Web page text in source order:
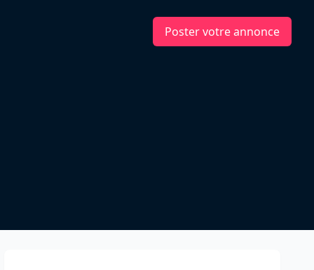
Poster votre annonce